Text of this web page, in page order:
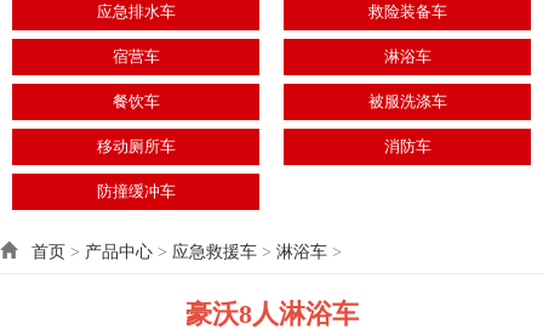
应急排水车 救险装备车
宿营车 淋浴车
餐饮车 被服洗涤车
移动厕所车 消防车
防撞缓冲车
首页 > 产品中心 > 应急救援车 > 淋浴车 >
豪沃8人淋浴车